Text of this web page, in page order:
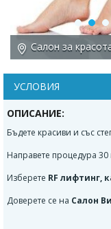
26.60 лв. 13.60 €
Previous
УСЛОВИЯ
ОПИСАНИЕ:
Бъдете красиви и със
Направете процедура
Изберете RF лифтинг,
Доверете се на Салон